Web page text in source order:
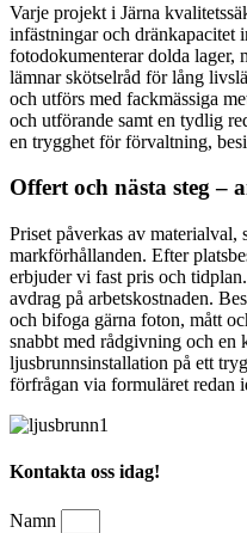
Varje projekt i Järna
infästningar och dränkapacitet
fotodokumenterar dolda lager,
lämnar skötselråd för lång
och utförs med fackmässiga
och utförande samt en tydlig
en trygghet för förvaltning,
Offert och nästa steg
Priset påverkas av materialval,
markförhållanden. Efter
erbjuder vi fast pris och
avdrag på arbetskostnaden.
och bifoga gärna foton, mått
snabbt med rådgivning och
ljusbrunnsinstallation på ett
förfrågan via formuläret redan
Kontakta oss idag!
Namn